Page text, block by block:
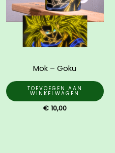
Mok – Goku
TOEVOEGEN AAN
WINKELWAGEN
€10,00